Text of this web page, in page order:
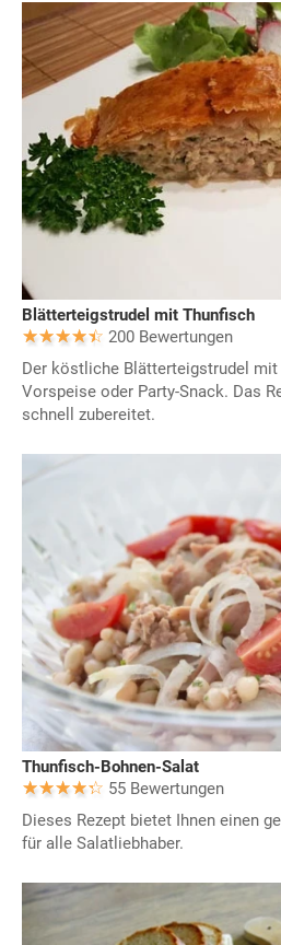
Blätterteigstrudel mit Thunfisch
200 Bewertungen
Der köstliche Blätterteigstrudel
Vorspeise oder Party-Snack. Das
schnell zubereitet.
Thunfisch-Bohnen-Salat
55 Bewertungen
Dieses Rezept bietet Ihnen einen
für alle Salatliebhaber.